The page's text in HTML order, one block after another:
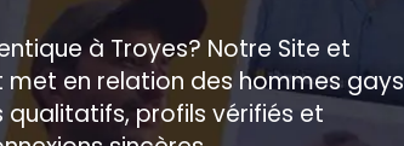
à Troyes? Notre Site et
en relation des hommes gays
qualitatifs, profils vérifiés et